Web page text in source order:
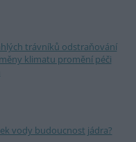
trávníků odstraňování
klimatu promění péči
vody budoucnost jádra?